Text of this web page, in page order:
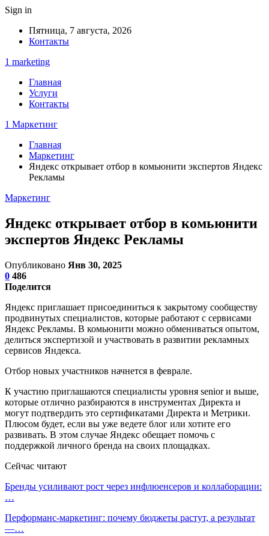
Sign in
Пятница, 7 августа, 2026
Контакты
1 marketing
Главная
Услуги
Контакты
1 Маркетинг
Главная
Маркетинг
Яндекс открывает отбор в комьюнити экспертов Яндекс
Рекламы
Маркетинг
Яндекс открывает отбор в комьюнити
экспертов Яндекс Рекламы
Опубликовано Янв 30, 2025
0 486
Поделится
Яндекс приглашает присоединиться к закрытому сообществу
продвинутых специалистов, которые работают с сервисами
Яндекс Рекламы. В комьюнити можно обмениваться опытом,
делиться экспертизой и участвовать в развитии рекламных
сервисов Яндекса.
Отбор новых участников начнется в феврале.
К участию приглашаются специалисты уровня senior и выше,
которые отлично разбираются в инструментах Директа и
могут подтвердить это сертификатами Директа и Метрики.
Плюсом будет, если вы уже ведете блог или хотите его
развивать. В этом случае Яндекс обещает помочь с
поддержкой личного бренда на своих площадках.
Сейчас читают
Бренды усиливают рост через инфлюенсеров и коллаборации:
…
Перформанс-маркетинг: почему бюджеты растут, а результат
—…